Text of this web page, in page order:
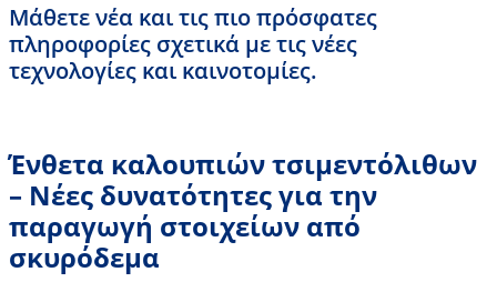
Μάθετε νέα και τις πιο πρόσφατες
πληροφορίες σχετικά με τις νέες
τεχνολογίες και καινοτομίες.
Ένθετα καλουπιών τσιμεντόλιθων
– Νέες δυνατότητες για την
παραγωγή στοιχείων από
σκυρόδεμα